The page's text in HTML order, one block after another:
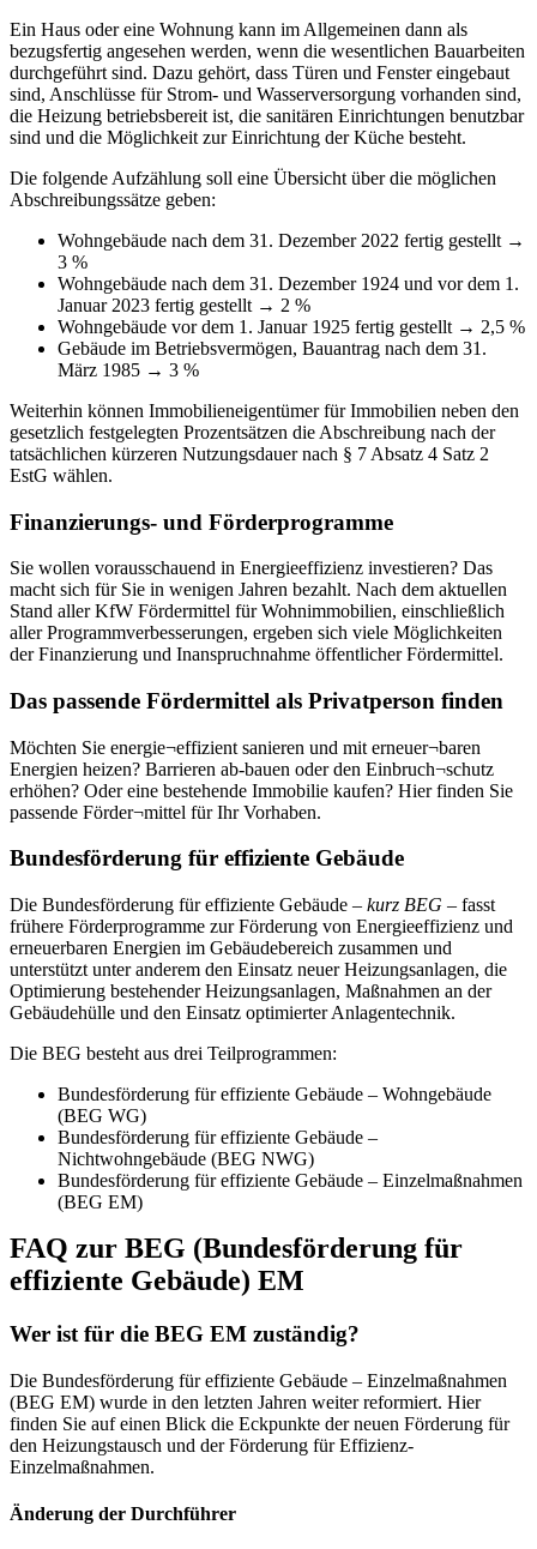
Ein Haus oder eine Wohnung kann im Allgemeinen dann als
bezugsfertig angesehen werden, wenn die wesentlichen Bauarbeiten
durchgeführt sind. Dazu gehört, dass Türen und Fenster eingebaut
sind, Anschlüsse für Strom- und Wasserversorgung vorhanden sind,
die Heizung betriebsbereit ist, die sanitären Einrichtungen benutzbar
sind und die Möglichkeit zur Einrichtung der Küche besteht.
Die folgende Aufzählung soll eine Übersicht über die möglichen
Abschreibungssätze geben:
Wohngebäude nach dem 31. Dezember 2022 fertig gestellt →
3 %
Wohngebäude nach dem 31. Dezember 1924 und vor dem 1.
Januar 2023 fertig gestellt → 2 %
Wohngebäude vor dem 1. Januar 1925 fertig gestellt → 2,5 %
Gebäude im Betriebsvermögen, Bauantrag nach dem 31.
März 1985 → 3 %
Weiterhin können Immobilieneigentümer für Immobilien neben den
gesetzlich festgelegten Prozentsätzen die Abschreibung nach der
tatsächlichen kürzeren Nutzungsdauer nach § 7 Absatz 4 Satz 2
EstG wählen.
Finanzierungs- und Förder­programme
Sie wollen vorausschauend in Energieeffizienz investieren? Das
macht sich für Sie in wenigen Jahren bezahlt. Nach dem aktuellen
Stand aller KfW Fördermittel für Wohnimmobilien, einschließlich
aller Programmverbesserungen, ergeben sich viele Möglichkeiten
der Finanzierung und Inanspruchnahme öffentlicher Fördermittel.
Das passende Fördermittel als Privatperson finden
Möchten Sie energie¬effizient sanieren und mit erneuer¬baren
Energien heizen? Barrieren ab-bauen oder den Einbruch¬schutz
erhöhen? Oder eine bestehende Immobilie kaufen? Hier finden Sie
passende Förder¬mittel für Ihr Vorhaben.
Bundesförderung für effiziente Gebäude
Die Bundesförderung für effiziente Gebäude – kurz BEG – fasst
frühere Förderprogramme zur Förderung von Energieeffizienz und
erneuerbaren Energien im Gebäudebereich zusammen und
unterstützt unter anderem den Einsatz neuer Heizungsanlagen, die
Optimierung bestehender Heizungsanlagen, Maßnahmen an der
Gebäudehülle und den Einsatz optimierter Anlagentechnik.
Die BEG besteht aus drei Teilprogrammen:
Bundesförderung für effiziente Gebäude – Wohngebäude
(BEG WG)
Bundesförderung für effiziente Gebäude –
Nichtwohngebäude (BEG NWG)
Bundesförderung für effiziente Gebäude – Einzelmaßnahmen
(BEG EM)
FAQ zur BEG (Bundesförderung für
effiziente Gebäude) EM
Wer ist für die BEG EM zuständig?
Die Bundesförderung für effiziente Gebäude – Einzelmaßnahmen
(BEG EM) wurde in den letzten Jahren weiter reformiert. Hier
finden Sie auf einen Blick die Eckpunkte der neuen Förderung für
den Heizungstausch und der Förderung für Effizienz-
Einzelmaßnahmen.
Änderung der Durchführer